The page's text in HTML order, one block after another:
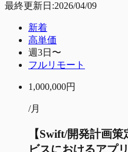
最終更新日:2026/04/09
新着
高単価
週3日〜
フルリモート
1,000,000円
/月
【Swift/開発計画
ビスにおけるアプ